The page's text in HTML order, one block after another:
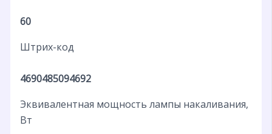
60
Штрих-код
4690485094692
Эквивалентная мощность лампы накаливания,
Вт